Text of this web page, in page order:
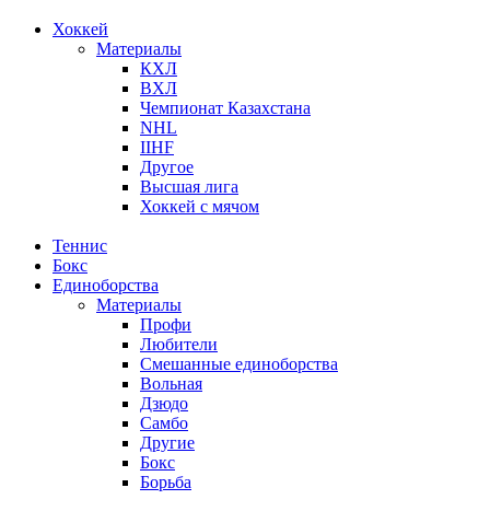
Хоккей
Материалы
КХЛ
ВХЛ
Чемпионат Казахстана
NHL
IIHF
Другое
Высшая лига
Хоккей с мячом
Теннис
Бокс
Единоборства
Материалы
Профи
Любители
Смешанные единоборства
Вольная
Дзюдо
Самбо
Другие
Бокс
Борьба